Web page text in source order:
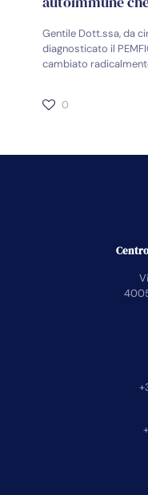
Gentile Dott.ssa, da
diagnosticato il
cambiato
0